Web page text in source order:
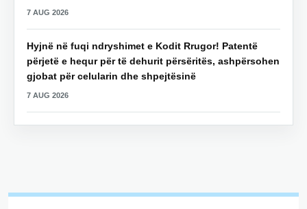
7 AUG 2026
Hyjnë në fuqi ndryshimet e Kodit Rrugor! Patentë
përjetë e hequr për të dehurit përsëritës, ashpërsohen
gjobat për celularin dhe shpejtësinë
7 AUG 2026